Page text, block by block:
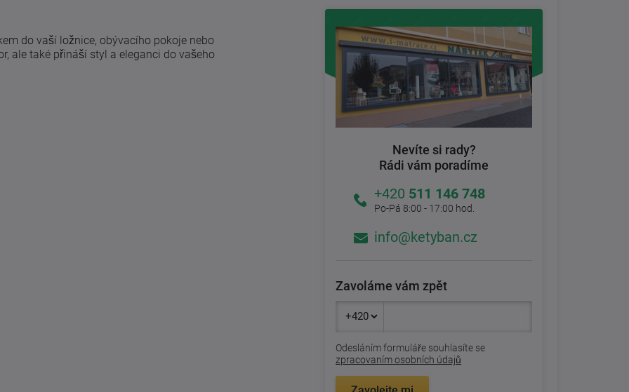
do vaší ložnice, obývacího pokoje nebo
ale také přináší styl a eleganci do vašeho
Nevíte si rady?
Rádi vám poradíme
+420 511 146 748
Po-Pá 8:00 - 17:00 hod.
info@ketyban.cz
Zavoláme vám zpět
Odesláním formuláře souhlasíte se
zpracovaním osobních údajů